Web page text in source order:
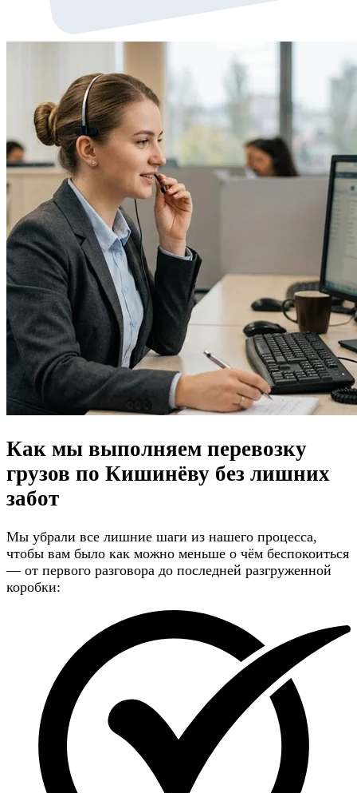
Как мы выполняем перевозку
грузов по Кишинёву без лишних
забот
Мы убрали все лишние шаги из нашего процесса,
чтобы вам было как можно меньше о чём беспокоиться
— от первого разговора до последней разгруженной
коробки: